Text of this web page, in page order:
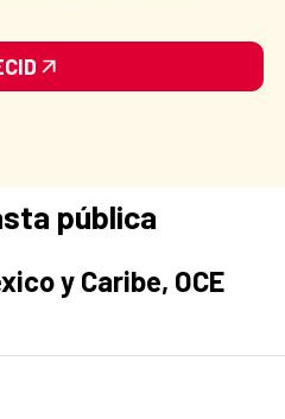
pública
y Caribe, OCE